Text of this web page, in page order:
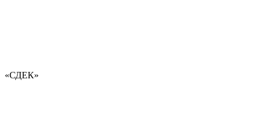
«СДЕК»